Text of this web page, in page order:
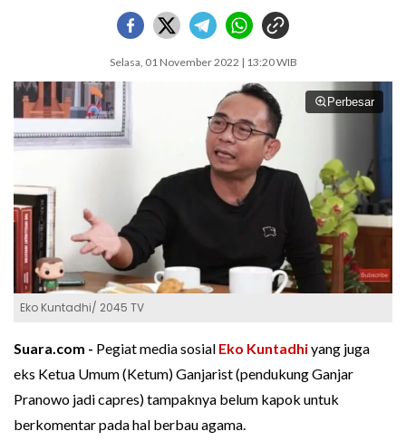
Selasa, 01 November 2022 | 13:20 WIB
Perbesar
Eko Kuntadhi/ 2045 TV
Suara.com - Pegiat media sosial Eko Kuntadhiyang juga
eks Ketua Umum (Ketum) Ganjarist (pendukung Ganjar
Pranowo jadi capres) tampaknya belum kapok untuk
berkomentar pada hal berbau agama.